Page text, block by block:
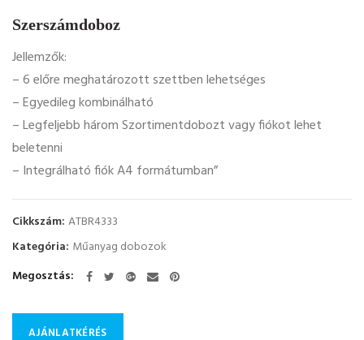
Szerszámdoboz
Jellemzők:
– 6 előre meghatározott szettben lehetséges
– Egyedileg kombinálható
– Legfeljebb három Szortimentdobozt vagy fiókot lehet
beletenni
– Integrálható fiók A4 formátumban”
Cikkszám: ATBR4333
Kategória: Műanyag dobozok
Megosztás
AJÁNLATKÉRÉS